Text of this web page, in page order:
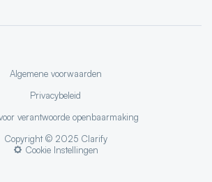
Algemene voorwaarden
Privacybeleid
verantwoorde openbaarmaking
Copyright © 2025 Clarify
Cookie Instellingen